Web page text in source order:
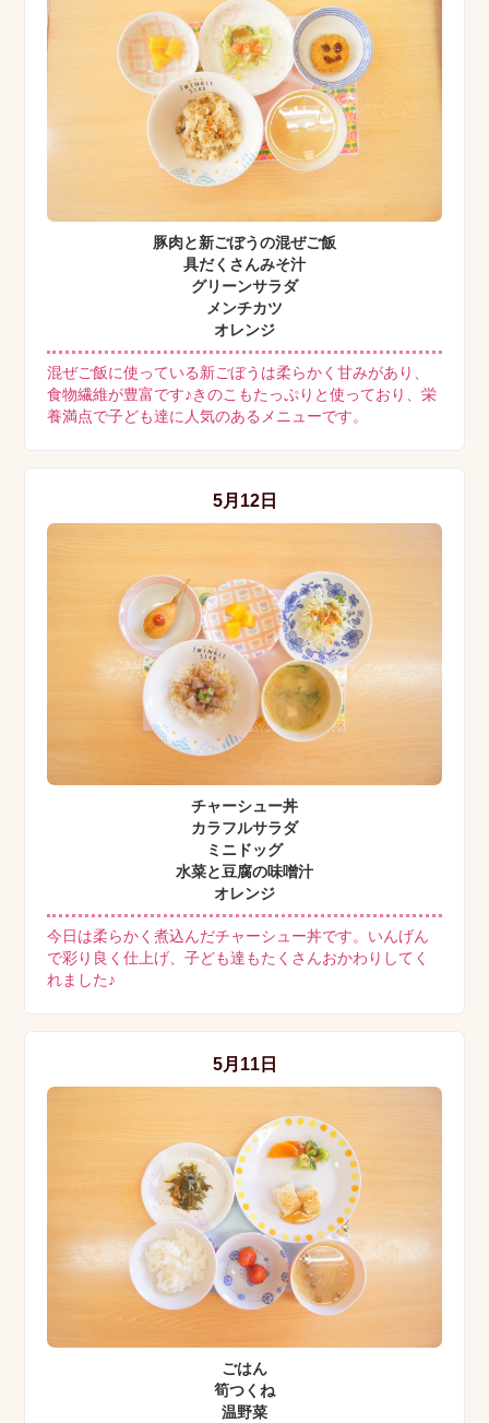
豚肉と新ごぼうの混ぜご飯
具だくさんみそ汁
グリーンサラダ
メンチカツ
オレンジ
混ぜご飯に使っている新ごぼうは柔らかく甘みがあり、
食物繊維が豊富です♪きのこもたっぷりと使っており、栄
養満点で子ども達に人気のあるメニューです。
5月12日
チャーシュー丼
カラフルサラダ
ミニドッグ
水菜と豆腐の味噌汁
オレンジ
今日は柔らかく煮込んだチャーシュー丼です。いんげん
で彩り良く仕上げ、子ども達もたくさんおかわりしてく
れました♪
5月11日
ごはん
筍つくね
温野菜